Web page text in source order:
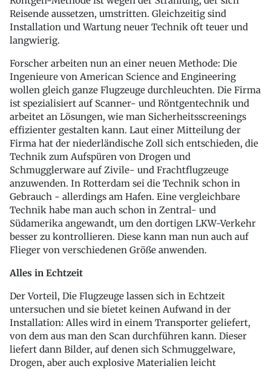
Reisende aussetzen, umstritten. Gleichzeitig sind
Installation und Wartung neuer Technik oft teuer und
langwierig.
Forscher arbeiten nun an einer neuen Methode: Die
Ingenieure von American Science and Engineering
wollen gleich ganze Flugzeuge durchleuchten. Die Firma
ist spezialisiert auf Scanner- und Röntgentechnik und
arbeitet an Lösungen, wie man Sicherheitsscreenings
effizienter gestalten kann. Laut einer Mitteilung der
Firma hat der niederländische Zoll sich entschieden, die
Technik zum Aufspüren von Drogen und
Schmugglerware auf Zivile- und Frachtflugzeuge
anzuwenden. In Rotterdam sei die Technik schon in
Gebrauch - allerdings am Hafen. Eine vergleichbare
Technik habe man auch schon in Zentral- und
Südamerika angewandt, um den dortigen LKW-Verkehr
besser zu kontrollieren. Diese kann man nun auch auf
Flieger von verschiedenen Größe anwenden.
Alles in Echtzeit
Der Vorteil, Die Flugzeuge lassen sich in Echtzeit
untersuchen und sie bietet keinen Aufwand in der
Installation: Alles wird in einem Transporter geliefert,
von dem aus man den Scan durchführen kann. Dieser
liefert dann Bilder, auf denen sich Schmuggelware,
Drogen, aber auch explosive Materialien leicht